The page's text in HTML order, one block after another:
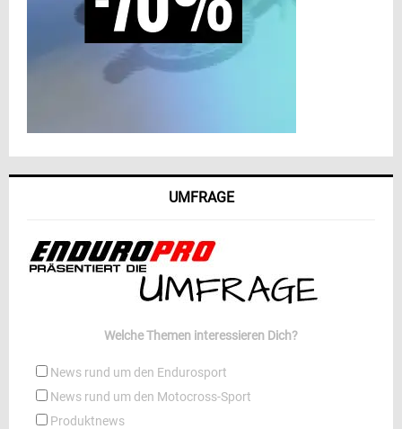
UMFRAGE
Welche Themen interessieren Dich?
News rund um den Endurosport
News rund um den Motocross-Sport
Produktnews